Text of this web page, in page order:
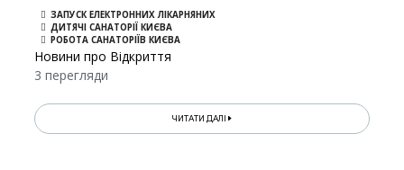
ЗАПУСК ЕЛЕКТРОННИХ ЛІКАРНЯНИХ
ДИТЯЧІ САНАТОРІЇ КИЄВА
РОБОТА САНАТОРІЇВ КИЄВА
Новини про Відкриття
3 перегляди
ЧИТАТИ ДАЛІ